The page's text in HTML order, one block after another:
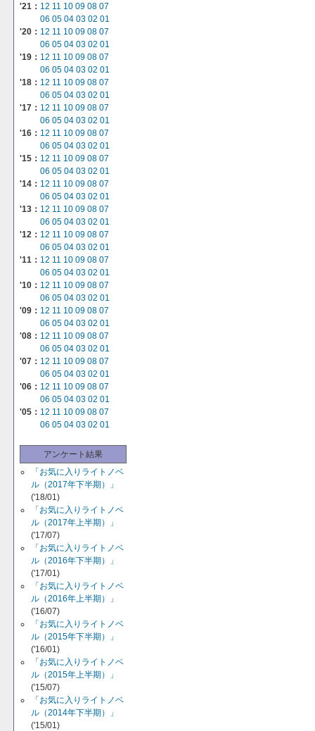
'21： 12 11 10 09 08 07
06 05 04 03 02 01
'20： 12 11 10 09 08 07
06 05 04 03 02 01
'19： 12 11 10 09 08 07
06 05 04 03 02 01
'18： 12 11 10 09 08 07
06 05 04 03 02 01
'17： 12 11 10 09 08 07
06 05 04 03 02 01
'16： 12 11 10 09 08 07
06 05 04 03 02 01
'15： 12 11 10 09 08 07
06 05 04 03 02 01
'14： 12 11 10 09 08 07
06 05 04 03 02 01
'13： 12 11 10 09 08 07
06 05 04 03 02 01
'12： 12 11 10 09 08 07
06 05 04 03 02 01
'11： 12 11 10 09 08 07
06 05 04 03 02 01
'10： 12 11 10 09 08 07
06 05 04 03 02 01
'09： 12 11 10 09 08 07
06 05 04 03 02 01
'08： 12 11 10 09 08 07
06 05 04 03 02 01
'07： 12 11 10 09 08 07
06 05 04 03 02 01
'06： 12 11 10 09 08 07
06 05 04 03 02 01
'05： 12 11 10 09 08 07
06 05 04 03 02 01
アンケート結果
「お気に入りライトノベ
ル（2017年下半期）」
('18/01)
「お気に入りライトノベ
ル（2017年上半期）」
('17/07)
「お気に入りライトノベ
ル（2016年下半期）」
('17/01)
「お気に入りライトノベ
ル（2016年上半期）」
('16/07)
「お気に入りライトノベ
ル（2015年下半期）」
('16/01)
「お気に入りライトノベ
ル（2015年上半期）」
('15/07)
「お気に入りライトノベ
ル（2014年下半期）」
('15/01)